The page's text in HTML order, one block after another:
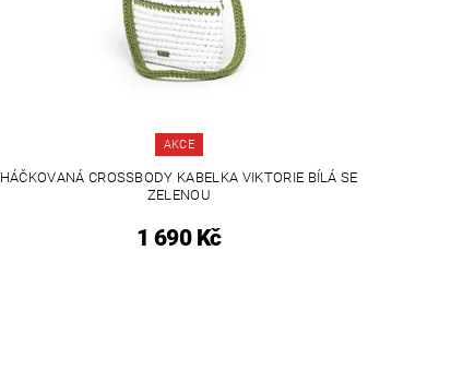
AKCE
HÁČKOVANÁ CROSSBODY KABELKA VIKTORIE BÍLÁ SE
ZELENOU
1 690 Kč